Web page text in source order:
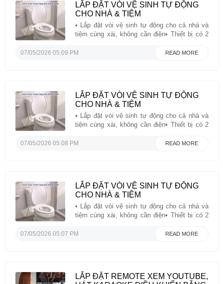
LẮP ĐẶT VÒI VỆ SINH TỰ ĐỘNG
CHO NHÀ & TIỆM
• Lắp đặt vòi vệ sinh tự động cho cả nhà và
tiệm cùng xài, không cần điện• Thiết bị có 2
dùng sau khi đi cầu• Sạch sẽ, tiện nghi và
07/05/2026 05:09 PM READ MORE
LẮP ĐẶT VÒI VỆ SINH TỰ ĐỘNG
CHO NHÀ & TIỆM
• Lắp đặt vòi vệ sinh tự động cho cả nhà và
tiệm cùng xài, không cần điện• Thiết bị có 2
dùng sau khi đi cầu• Sạch sẽ, tiện nghi và
07/05/2026 05:08 PM READ MORE
LẮP ĐẶT VÒI VỆ SINH TỰ ĐỘNG
CHO NHÀ & TIỆM
• Lắp đặt vòi vệ sinh tự động cho cả nhà và
tiệm cùng xài, không cần điện• Thiết bị có 2
dùng sau khi đi cầu• Sạch sẽ, tiện nghi và
07/05/2026 05:07 PM READ MORE
LẮP ĐẶT REMOTE XEM YOUTUBE,